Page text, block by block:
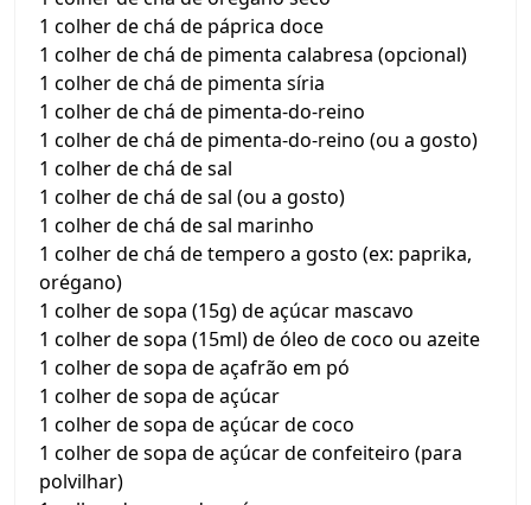
1 colher de chá de páprica doce
1 colher de chá de pimenta calabresa (opcional)
1 colher de chá de pimenta síria
1 colher de chá de pimenta-do-reino
1 colher de chá de pimenta-do-reino (ou a gosto)
1 colher de chá de sal
1 colher de chá de sal (ou a gosto)
1 colher de chá de sal marinho
1 colher de chá de tempero a gosto (ex: paprika,
orégano)
1 colher de sopa (15g) de açúcar mascavo
1 colher de sopa (15ml) de óleo de coco ou azeite
1 colher de sopa de açafrão em pó
1 colher de sopa de açúcar
1 colher de sopa de açúcar de coco
1 colher de sopa de açúcar de confeiteiro (para
polvilhar)